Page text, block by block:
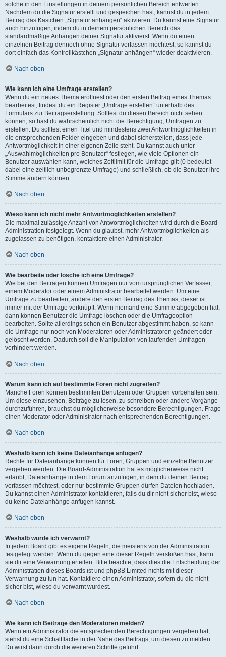
solche in den Einstellungen in deinem persönlichen Bereich entwerfen.
Nachdem du die Signatur erstellt und gespeichert hast, kannst du in jedem
Beitrag das Kästchen „Signatur anhängen“ aktivieren. Du kannst eine Signatur
auch hinzufügen, indem du in deinem persönlichen Bereich das
standardmäßige Anhängen deiner Signatur aktivierst. Wenn du einen
einzelnen Beitrag dennoch ohne Signatur verfassen möchtest, so kannst du
dort einfach das Kontrollkästchen „Signatur anhängen“ wieder deaktivieren.
Nach oben
Wie kann ich eine Umfrage erstellen?
Wenn du ein neues Thema eröffnest oder den ersten Beitrag eines Themas
bearbeitest, findest du ein Register „Umfrage erstellen“ unterhalb des
Formulars zur Beitragserstellung. Solltest du diesen Bereich nicht sehen
können, so hast du wahrscheinlich nicht die Berechtigung, Umfragen zu
erstellen. Du solltest einen Titel und mindestens zwei Antwortmöglichkeiten in
die entsprechenden Felder eingeben und dabei sicherstellen, dass jede
Antwortmöglichkeit in einer eigenen Zeile steht. Du kannst auch unter
„Auswahlmöglichkeiten pro Benutzer“ festlegen, wie viele Optionen ein
Benutzer auswählen kann, welches Zeitlimit für die Umfrage gilt (0 bedeutet
dabei eine zeitlich unbegrenzte Umfrage) und schließlich, ob die Benutzer ihre
Stimme ändern können.
Nach oben
Wieso kann ich nicht mehr Antwortmöglichkeiten erstellen?
Die maximal zulässige Anzahl von Antwortmöglichkeiten wird durch die Board-
Administration festgelegt. Wenn du glaubst, mehr Antwortmöglichkeiten als
zugelassen zu benötigen, kontaktiere einen Administrator.
Nach oben
Wie bearbeite oder lösche ich eine Umfrage?
Wie bei den Beiträgen können Umfragen nur vom ursprünglichen Verfasser,
einem Moderator oder einem Administrator bearbeitet werden. Um eine
Umfrage zu bearbeiten, ändere den ersten Beitrag des Themas; dieser ist
immer mit der Umfrage verknüpft. Wenn niemand eine Stimme abgegeben hat,
dann können Benutzer die Umfrage löschen oder die Umfrageoption
bearbeiten. Sollte allerdings schon ein Benutzer abgestimmt haben, so kann
die Umfrage nur noch von Moderatoren oder Administratoren geändert oder
gelöscht werden. Dadurch soll die Manipulation von laufenden Umfragen
verhindert werden.
Nach oben
Warum kann ich auf bestimmte Foren nicht zugreifen?
Manche Foren können bestimmten Benutzern oder Gruppen vorbehalten sein.
Um diese einzusehen, Beiträge zu lesen, zu schreiben oder andere Vorgänge
durchzuführen, brauchst du möglicherweise besondere Berechtigungen. Frage
einen Moderator oder Administrator nach entsprechenden Berechtigungen.
Nach oben
Weshalb kann ich keine Dateianhänge anfügen?
Rechte für Dateianhänge können für Foren, Gruppen und einzelne Benutzer
vergeben werden. Die Board-Administration hat es möglicherweise nicht
erlaubt, Dateianhänge in dem Forum anzufügen, in dem du deinen Beitrag
verfassen möchtest, oder nur bestimmte Gruppen dürfen Dateien hochladen.
Du kannst einen Administrator kontaktieren, falls du dir nicht sicher bist, wieso
du keine Dateianhänge anfügen kannst.
Nach oben
Weshalb wurde ich verwarnt?
In jedem Board gibt es eigene Regeln, die meistens von der Administration
festgelegt werden. Wenn du gegen eine dieser Regeln verstoßen hast, kann
sie dir eine Verwarnung erteilen. Bitte beachte, dass dies die Entscheidung der
Administration dieses Boards ist und phpBB Limited nichts mit dieser
Verwarnung zu tun hat. Kontaktiere einen Administrator, sofern du die nicht
sicher bist, wieso du verwarnt wurdest.
Nach oben
Wie kann ich Beiträge den Moderatoren melden?
Wenn ein Administrator die entsprechenden Berechtigungen vergeben hat,
siehst du eine Schaltfläche in der Nähe des Beitrags, um diesen zu melden.
Du wirst dann durch die weiteren Schritte geführt.